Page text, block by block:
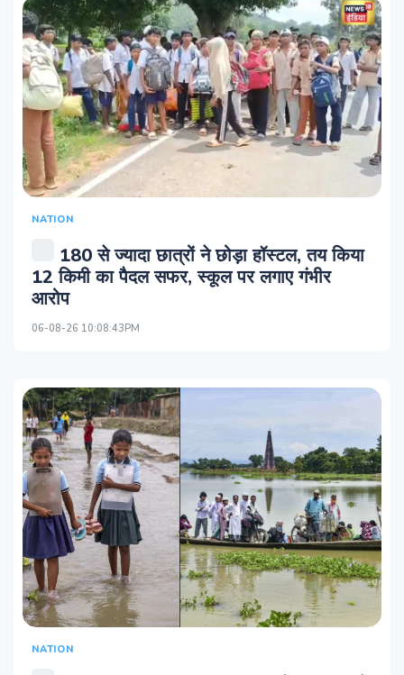
NATION
180 से ज्यादा छात्रों ने छोड़ा हॉस्टल, तय किया
12 किमी का पैदल सफर, स्कूल पर लगाए गंभीर
आरोप
06-08-26 10:08:43PM
NATION